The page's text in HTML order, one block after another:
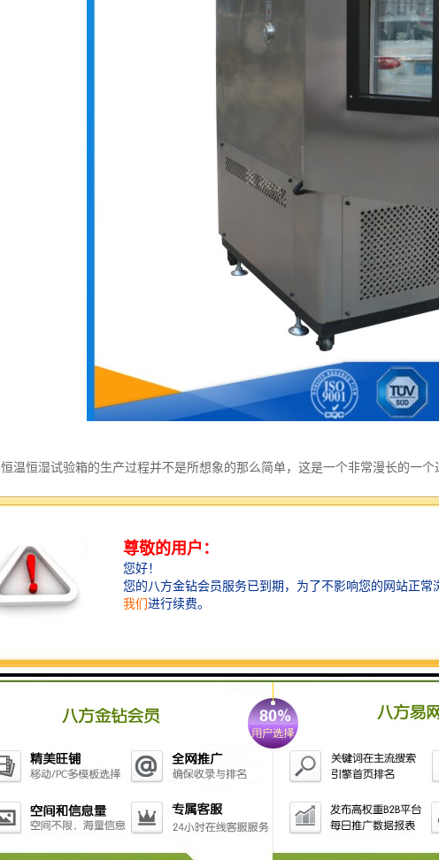
恒温恒湿试验箱的生产过程并不是所想象的那么简单，这是一个非常漫长的一
量的技术支持才可完成，除了引进一部分的技术之外，还需要有一些核心的生